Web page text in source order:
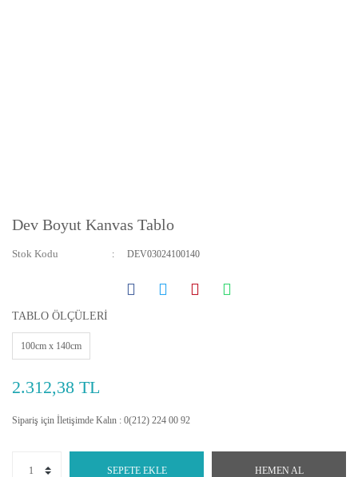
Dev Boyut Kanvas Tablo
Stok Kodu DEV03024100140
TABLO ÖLÇÜLERİ
100cm x 140cm
2.312,38 TL
Sipariş için İletişimde Kalın : 0(212) 224 00 92
SEPETE EKLE HEMEN AL